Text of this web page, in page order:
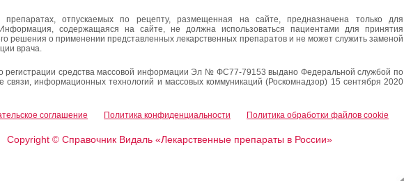
отпускаемых по рецепту, размещенная на сайте, предназначена только для
содержащаяся на сайте, не должна использоваться пациентами для принятия
решения о применении представленных лекарственных препаратов и не может служить заменой
врача.
регистрации средства массовой информации Эл № ФС77-79153 выдано Федеральной службой по
связи, информационных технологий и массовых коммуникаций (Роскомнадзор) 15 сентября 2020
соглашение Политика конфиденциальности Политика обработки файлов cookie
Copyright ©Справочник Видаль «Лекарственные препараты в России»